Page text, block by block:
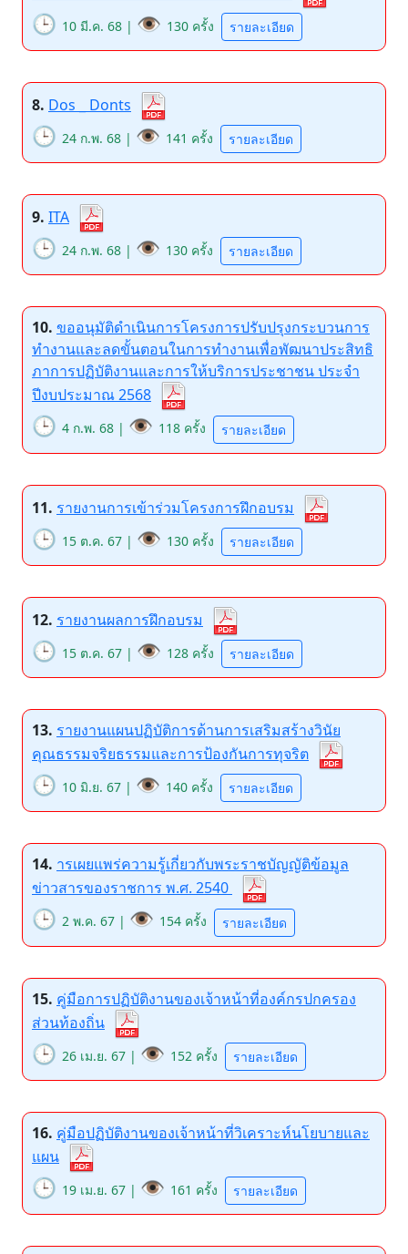
🕒 10 มี.ค. 68 | 👁️ 130 ครั้ง รายละเอียด
8. Dos _ Donts
🕒 24 ก.พ. 68 | 👁️ 141 ครั้ง รายละเอียด
9. ITA
🕒 24 ก.พ. 68 | 👁️ 130 ครั้ง รายละเอียด
10. ขออนุมัติดำเนินการโครงการปรับปรุงกระบวนการ
ทำงานและลดขั้นตอนในการทำงานเพื่อพัฒนาประสิทธิ
ภาการปฏิบัติงานและการให้บริการประชาชน ประจำ
ปีงบประมาณ 2568
🕒 4 ก.พ. 68 | 👁️ 118 ครั้ง รายละเอียด
11. รายงานการเข้าร่วมโครงการฝึกอบรม
🕒 15 ต.ค. 67 | 👁️ 130 ครั้ง รายละเอียด
12. รายงานผลการฝึกอบรม
🕒 15 ต.ค. 67 | 👁️ 128 ครั้ง รายละเอียด
13. รายงานแผนปฏิบัติการด้านการเสริมสร้างวินัย
คุณธรรมจริยธรรมและการป้องกันการทุจริต
🕒 10 มิ.ย. 67 | 👁️ 140 ครั้ง รายละเอียด
14. ารเผยแพร่ความรู้เกี่ยวกับพระราชบัญญัติข้อมูล
ข่าวสารของราชการ พ.ศ. 2540
🕒 2 พ.ค. 67 | 👁️ 154 ครั้ง รายละเอียด
15. คู่มือการปฏิบัติงานของเจ้าหน้าที่องค์กรปกครอง
ส่วนท้องถิ่น
🕒 26 เม.ย. 67 | 👁️ 152 ครั้ง รายละเอียด
16. คู่มือปฏิบัติงานของเจ้าหน้าที่วิเคราะห์นโยบายและ
แผน
🕒 19 เม.ย. 67 | 👁️ 161 ครั้ง รายละเอียด